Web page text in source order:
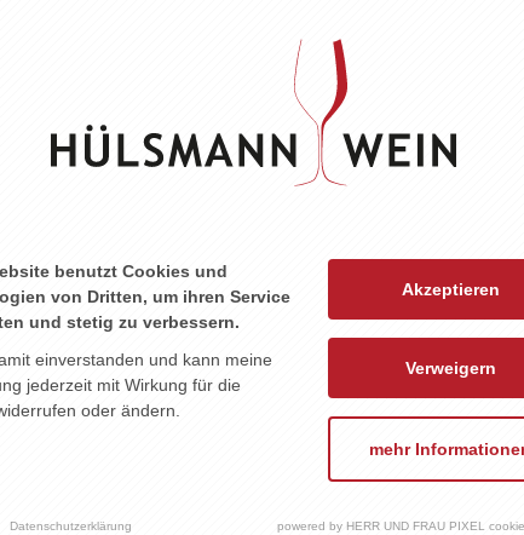
ZU DIESEM PRODUKT PASST ...
benutzt Cookies und
von Dritten, um ihren Service
und stetig zu verbessern.
einverstanden und kann meine
jederzeit mit Wirkung für die
oder ändern.
Akzeptieren
Verweigern
mehr
Datenschutzerklärung powered by HERR UND FRAU PIXEL